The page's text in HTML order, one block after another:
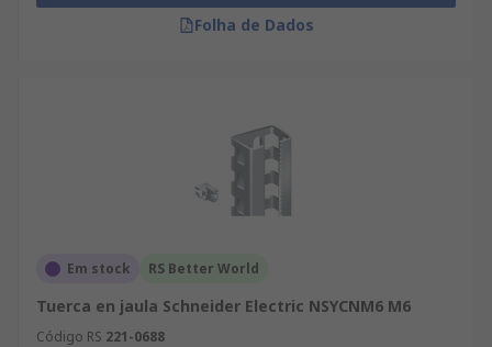
Folha de Dados
Em stock RS Better World
Tuerca en jaula Schneider Electric NSYCNM6 M6
Código RS 221-0688